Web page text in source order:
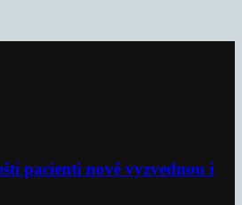
pacienti nově vyzvednou i